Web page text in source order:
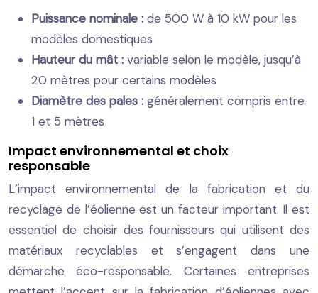
Puissance nominale : de 500 W à 10 kW pour les
modèles domestiques
Hauteur du mât : variable selon le modèle, jusqu’à
20 mètres pour certains modèles
Diamètre des pales : généralement compris entre
1 et 5 mètres
Impact environnemental et choix
responsable
L’impact environnemental de la fabrication et du
recyclage de l’éolienne est un facteur important. Il est
essentiel de choisir des fournisseurs qui utilisent des
matériaux recyclables et s’engagent dans une
démarche éco-responsable. Certaines entreprises